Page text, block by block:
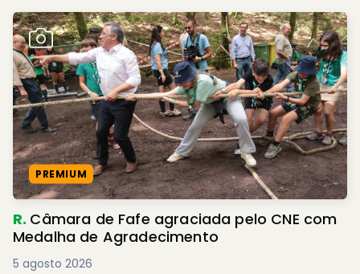
PREMIUM
R. Câmara de Fafe agraciada pelo CNE com
Medalha de Agradecimento
5 agosto 2026